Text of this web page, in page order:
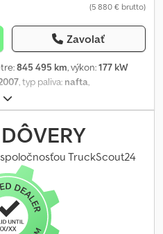
(5 880 € brutto)
Zavolať
845 495 km, výkon:177 kW
, typ paliva: nafta,
kg, maximálna hmotnosť nákladu:
990 kg, veľkosť pneumatiky:
2 nápravy, brzdy:
kabína , typ prevodu:
4, zavesenie:oceľ-vzduch,
priestoru:
ložného priestoru:
nákladného vozidla,
, | Volvo FL 240 Plachta |
| Zdvíhacia plošina
TruckScout24